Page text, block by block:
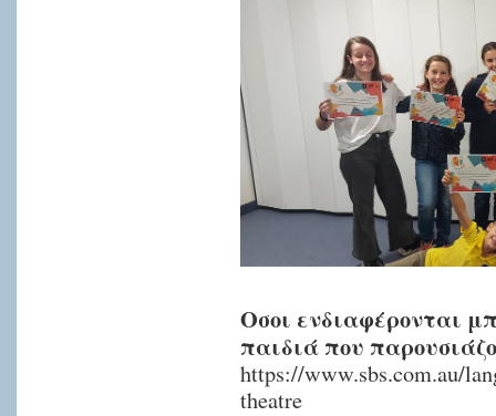
Οσοι ενδιαφέρονται
παιδιά που
https://www.sbs.com.au/
theatre